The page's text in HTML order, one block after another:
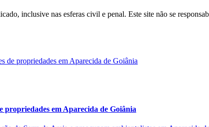
inclusive nas esferas civil e penal. Este site não se
propriedades em Aparecida de Goiânia